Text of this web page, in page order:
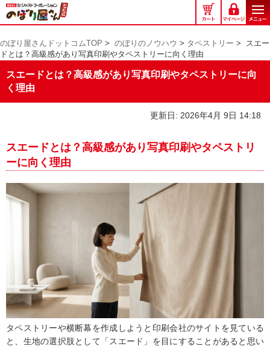
の
ぼ
屋
さ
ん
ド
のぼり屋さんドットコムTOP > のぼりのノウハウ > タペストリー > スエー
ドとは？高級感があり写真印刷やタペストリーに向く理由
スエードとは？高級感があり写真印刷やタペストリーに向
く理由
更新日: 2026年4月 9日 14:18
スエードとは？高級感があり写真印刷やタペストリ
ーに向く理由
タペストリーや横断幕を作成しようと印刷会社のサイトを見ている
と、生地の選択肢として「スエード」を目にすることがあると思い